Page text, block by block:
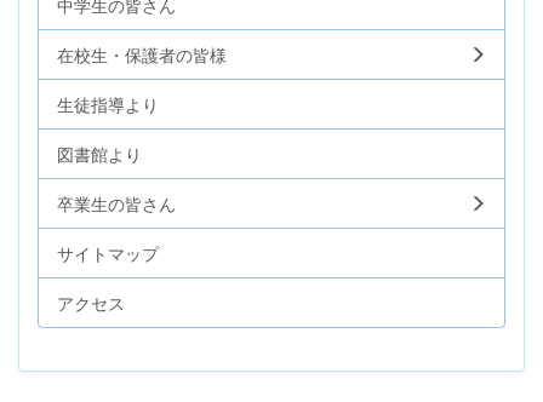
在校生・保護者の皆様
生徒指導より
図書館より
卒業生の皆さん
サイトマップ
アクセス